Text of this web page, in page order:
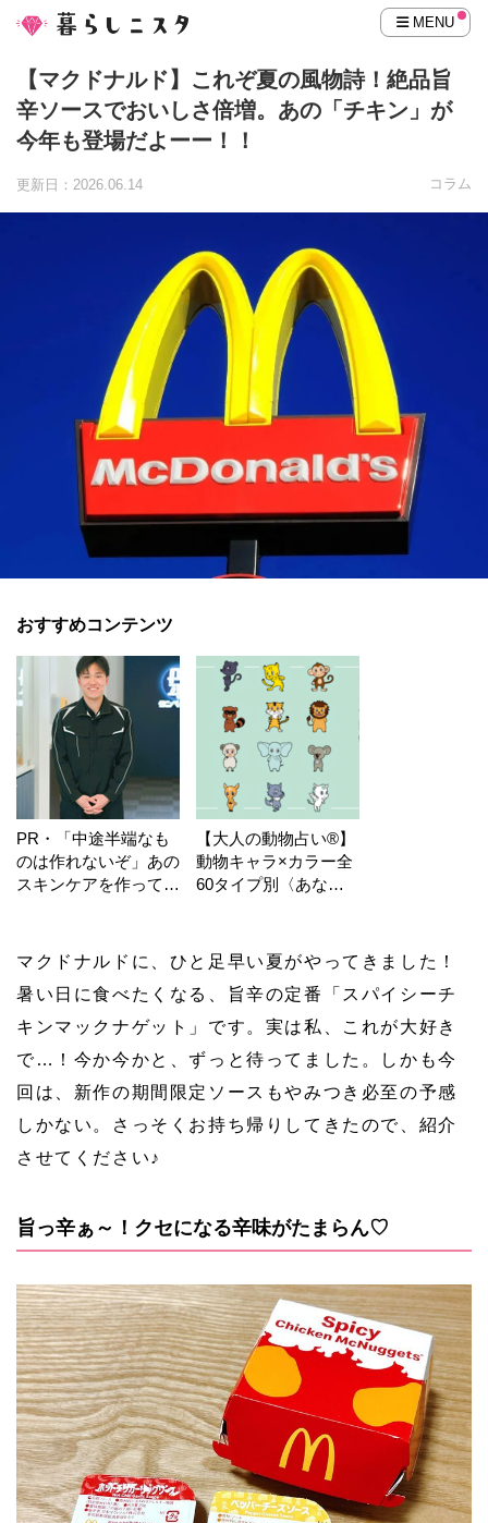
MENU
【マクドナルド】これぞ夏の風物詩！絶品旨
辛ソースでおいしさ倍増。あの「チキン」が
今年も登場だよーー！！
更新日：2026.06.14 コラム
おすすめコンテンツ
PR・「中途半端なも
のは作れないぞ」あの
スキンケアを作ってい
【大人の動物占い®】
動物キャラ×カラー全
60タイプ別〈あなた
マクドナルドに、ひと足早い夏がやってきました！
暑い日に食べたくなる、旨辛の定番「スパイシーチ
キンマックナゲット」です。実は私、これが大好き
で…！今か今かと、ずっと待ってました。しかも今
回は、新作の期間限定ソースもやみつき必至の予感
しかない。さっそくお持ち帰りしてきたので、紹介
させてください♪
旨っ辛ぁ～！クセになる辛味がたまらん♡